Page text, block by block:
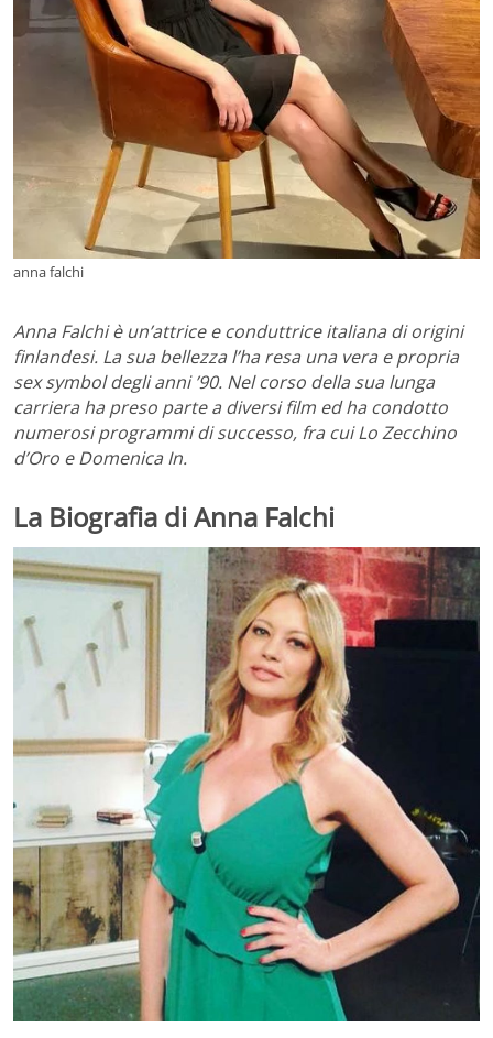
anna falchi
Anna Falchi è un’attrice e conduttrice italiana di origini
finlandesi. La sua bellezza l’ha resa una vera e propria
sex symbol degli anni ’90. Nel corso della sua lunga
carriera ha preso parte a diversi film ed ha condotto
numerosi programmi di successo, fra cui Lo Zecchino
d’Oro e Domenica In.
La Biografia di Anna Falchi